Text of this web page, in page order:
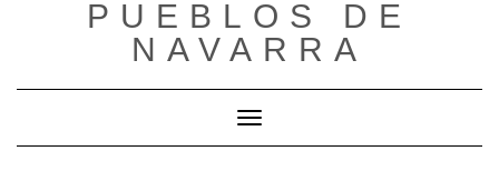
PUEBLOS DE
NAVARRA
Cambiar modo de navegación